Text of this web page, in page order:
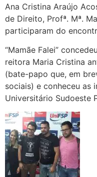
Ana Cristina Araújo
de Direito, Profª. Mª.
participaram do
“Mamãe Falei”
reitora Maria Cristina
(bate-papo que, em
sociais) e conheceu as
Universitário Sudoeste